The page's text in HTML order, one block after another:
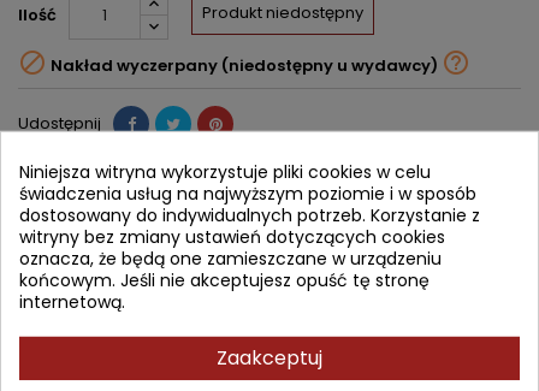
Ilość Produkt niedostępny
 Nakład wyczerpany (niedostępny u wydawcy) 
Udostępnij
Powiadom mnie o dostępności
Wprowadź swój adres email, aby otrzymać powiadomienie o
dostępności tej książki
ZAPISZ
OPIS SZCZEGÓŁY PRODUKTU
Niniejsza witryna wykorzystuje pliki cookies w celu
świadczenia usług na najwyższym poziomie i w sposób
dostosowany do indywidualnych potrzeb. Korzystanie z
witryny bez zmiany ustawień dotyczących cookies
oznacza, że będą one zamieszczane w urządzeniu
końcowym. Jeśli nie akceptujesz opuść tę stronę
internetową.
Zaakceptuj